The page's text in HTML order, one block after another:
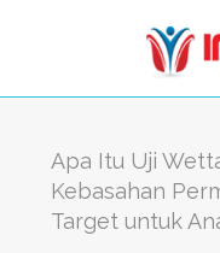
Apa Itu Uji
Kebasahan
Target untuk